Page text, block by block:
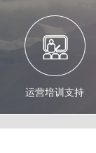
运营培训支持